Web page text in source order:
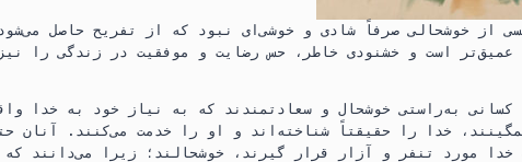
از خوشحالی صرفاً شادی و خوشی‌ای نبود که از تفریح حاصل
عمیق‌تر است و خشنودی خاطر،‏ حس رضایت و موفقیت در زندگی را
کسانی به‌راستی خوشحال و سعادتمندند که به نیاز خود به خدا
خدا را حقیقتاً شناخته‌اند و او را خدمت می‌کنند.‏ آنان
خدا مورد تنفر و آزار قرار گیرند،‏ خوشحالند؛‏ زیرا می‌دانند